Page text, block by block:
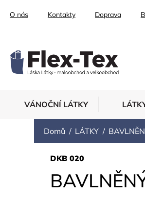
O nás Kontakty Doprava
VÁNOČNÍ LÁTKY
Domů LÁTKY
DKB 020